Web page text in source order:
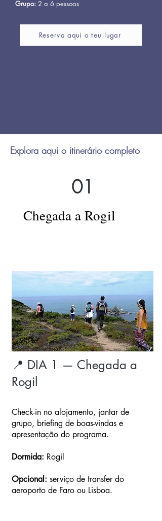
Grupo: 2 a 6 pessoas
Reserva aqui o teu lugar
Explora aqui o itinerário completo
01
Chegada a Rogil
📍 DIA 1 — Chegada a
Rogil
Check-in no alojamento, jantar de
grupo, briefing de boas-vindas e
apresentação do programa.
Dormida: Rogil
Opcional: serviço de transfer do
aeroporto de Faro ou Lisboa.